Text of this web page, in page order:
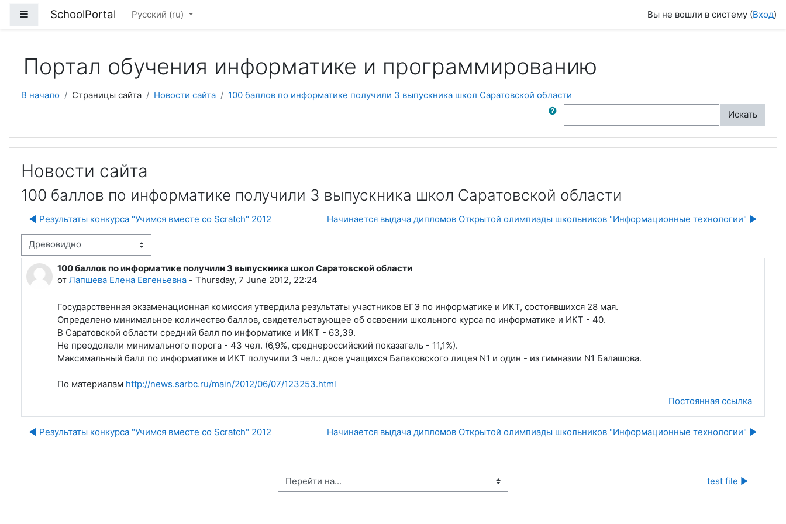
Боковая панель
SchoolPortal Русский ‎(ru)‎ Вы не вошли в систему (Вход)
Портал обучения информатике и программированию
В начало Страницы сайта Новости сайта 100 баллов по информатике получили 3 выпускника школ Саратовской области
Поиск по форумам
Искать
Новости сайта
100 баллов по информатике получили 3 выпускника школ Саратовской области
◀︎ Результаты конкурса "Учимся вместе со Scratch" 2012 Начинается выдача дипломов Открытой олимпиады школьников "Информационные технологии" ▶︎
отображения
100 баллов по информатике получили 3 выпускника школ Саратовской области
от Лапшева Елена Евгеньевна - Thursday, 7 June 2012, 22:24
Количество ответов: 0
Государственная экзаменационная комиссия утвердила результаты участников ЕГЭ по информатике и ИКТ, состоявшихся 28 мая.
Определено минимальное количество баллов, свидетельствующее об освоении школьного курса по информатике и ИКТ - 40.
В Саратовской области средний балл по информатике и ИКТ - 63,39.
Не преодолели минимального порога - 43 чел. (6,9%, среднероссийский показатель - 11,1%).
Максимальный балл по информатике и ИКТ получили 3 чел.: двое учащихся Балаковского лицея N1 и один - из гимназии N1 Балашова.
По материалам http://news.sarbc.ru/main/2012/06/07/123253.html
Постоянная ссылка
◀︎ Результаты конкурса "Учимся вместе со Scratch" 2012 Начинается выдача дипломов Открытой олимпиады школьников "Информационные технологии" ▶︎
Перейти на... test file ▶︎